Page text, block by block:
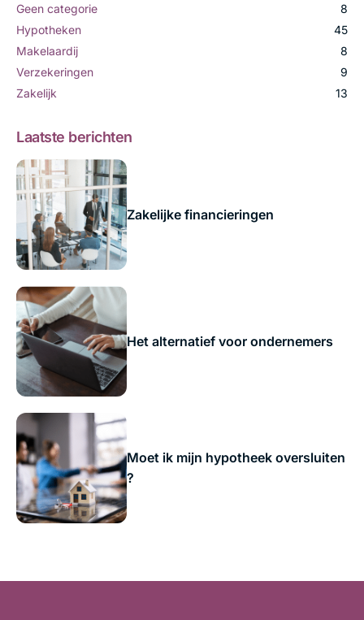
Geen categorie
8
Hypotheken
45
Makelaardij
8
Verzekeringen
9
Zakelijk
13
Laatste berichten
Zakelijke financieringen
Het alternatief voor ondernemers
Moet ik mijn hypotheek oversluiten
?